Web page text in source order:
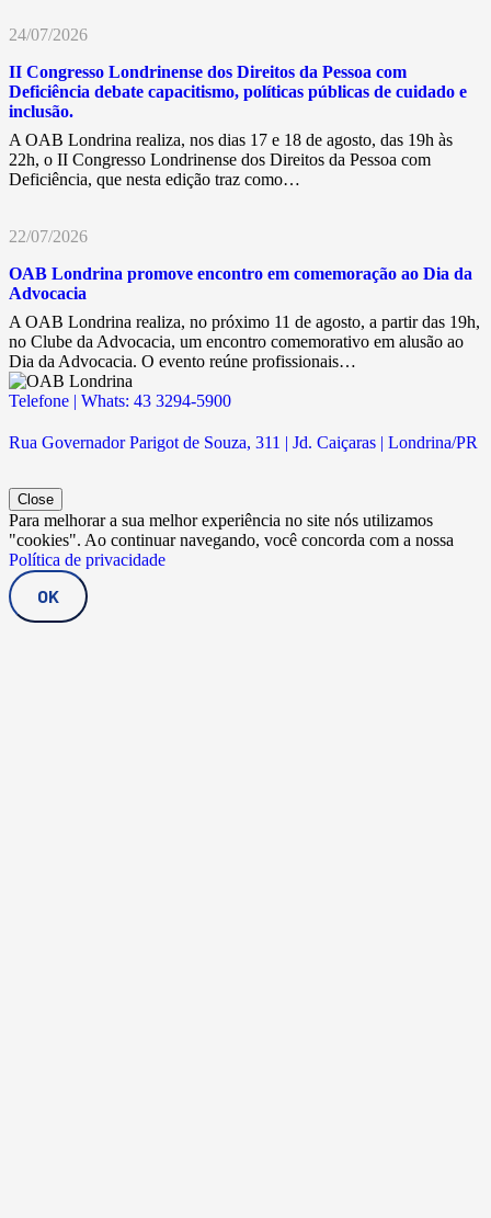
24/07/2026
II Congresso Londrinense dos Direitos da Pessoa com
Deficiência debate capacitismo, políticas públicas de cuidado e
inclusão.
A OAB Londrina realiza, nos dias 17 e 18 de agosto, das 19h às
22h, o II Congresso Londrinense dos Direitos da Pessoa com
Deficiência, que nesta edição traz como…
22/07/2026
OAB Londrina promove encontro em comemoração ao Dia da
Advocacia
A OAB Londrina realiza, no próximo 11 de agosto, a partir das 19h,
no Clube da Advocacia, um encontro comemorativo em alusão ao
Dia da Advocacia. O evento reúne profissionais…
Telefone | Whats: 43 3294-5900
Rua Governador Parigot de Souza, 311 | Jd. Caiçaras | Londrina/PR
Close
Para melhorar a sua melhor experiência no site nós utilizamos
"cookies". Ao continuar navegando, você concorda com a nossa
Política de privacidade
OK